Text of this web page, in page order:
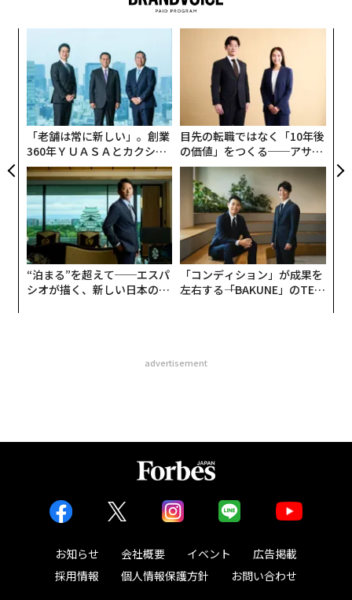
「老舗は常に新しい」。創業
360年ＹＵＡＳＡとカクシン
CEO田尻望が語る、AIを超え
る人の価値
目先の転職ではなく「10年後
の価値」をつくる──アサイ
ンの長期伴走型支援とは
“泊まる”を超えて──エスパ
シオが描く、新しい日本のラ
「コンディション」が成果を
左右する――「BAKUNE」のTEN
advertisement
お知らせ 会社概要 イベント
広告掲載
採用情報
個人情報保護方針 お問い合わせ